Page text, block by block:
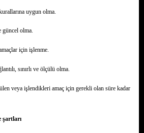
uygun olma.
olma.
için işlenme.
sınırlı ve ölçülü olma.
veya işlendikleri amaç için gerekli olan süre kadar
şartları